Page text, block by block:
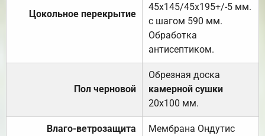
Цокольное перекрытие
45х145/45х195+/-5 мм.
с шагом 590 мм.
Обработка
антисептиком.
Пол черновой
Обрезная доска
камерной сушки
20х100 мм.
Влаго-ветрозащита
Мембрана Ондутис